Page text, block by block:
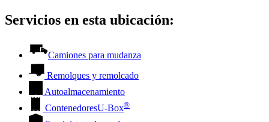
Servicios en esta ubicación:
Camiones para mudanza
Remolques y remolcado
Autoalmacenamiento
ContenedoresU-Box®